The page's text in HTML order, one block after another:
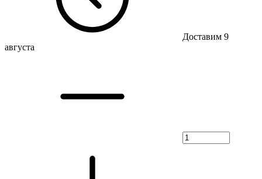
Доставим 9
августа